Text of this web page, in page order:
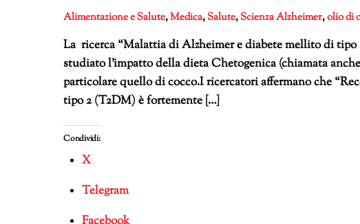
Alimentazione e Salute,Medica,Salute,ScienzaAlzheimer,olio di
La ricerca “Malattia di Alzheimer e diabete mellito di tipo
studiato l’impatto della dieta Chetogenica (chiamata
particolare quello di cocco.I ricercatori affermano che
tipo 2 (T2DM) è fortemente […]
Condividi:
X
Telegram